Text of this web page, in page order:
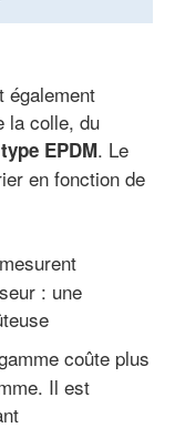
également
la colle, du
type EPDM. Le
en fonction de
: une
coûte plus
Il est